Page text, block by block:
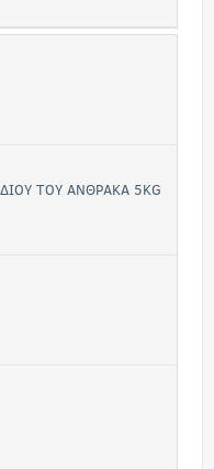
ΤΟΥ ΑΝΘΡΑΚΑ 5KG